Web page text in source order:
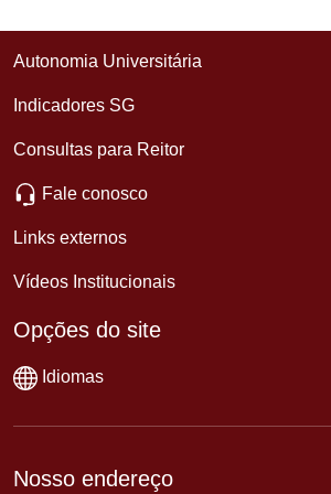
Autonomia Universitária
Indicadores SG
Consultas para Reitor
Fale conosco
Links externos
Vídeos Institucionais
Opções do site
Idiomas
Nosso endereço